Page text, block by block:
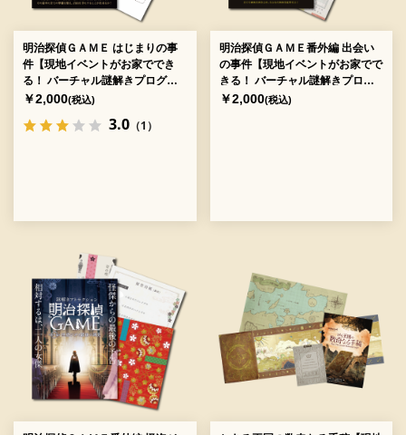
明治探偵ＧＡＭＥ はじまりの事
件【現地イベントがお家ででき
る！ バーチャル謎解きプログラ
ム】[送料ウエイト：3]
￥2,000(税込)
3.0 （1）
明治探偵ＧＡＭＥ番外編 出会い
の事件【現地イベントがお家でで
きる！ バーチャル謎解きプログ
ラム】[送料ウエイト：3]
￥2,000(税込)